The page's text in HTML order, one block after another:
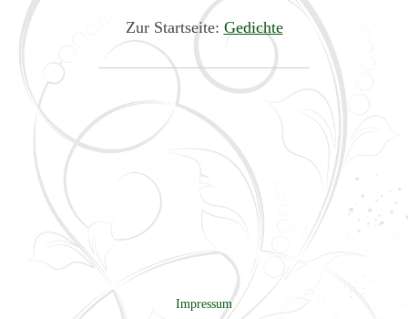
Zur Startseite: Gedichte
Impressum